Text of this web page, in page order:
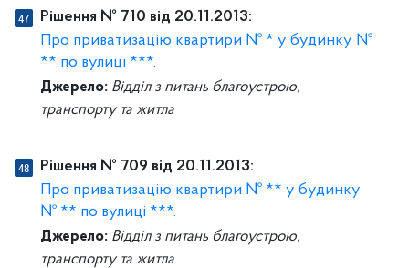
Рішення № 710 від 20.11.2013:
Про приватизацію квартири № * у будинку №
** по вулиці ***.
Джерело: Відділ з питань благоустрою,
транспорту та житла
Рішення № 709 від 20.11.2013:
Про приватизацію квартири № ** у будинку
№ ** по вулиці ***.
Джерело: Відділ з питань благоустрою,
транспорту та житла